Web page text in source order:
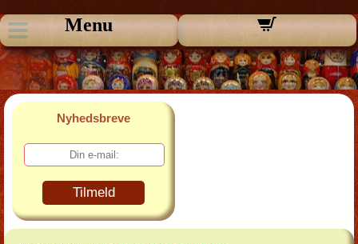
Menu
Nyhedsbreve
Tilmeld